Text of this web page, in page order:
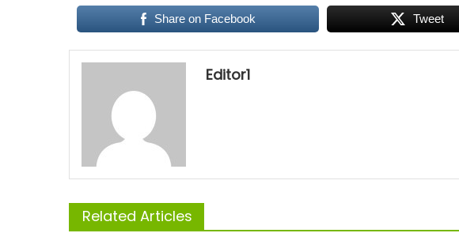
Share on Facebook Tweet
Editor1
Related Articles